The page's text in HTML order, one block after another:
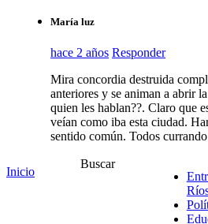
María luz
hace 2 años Responder
Mira concordia destruida
anteriores y se animan a abrir
quien les hablan??. Claro que
veían como iba esta ciudad.
sentido común. Todos
el peronismo o mejor dicho la
Inicio
Buscar